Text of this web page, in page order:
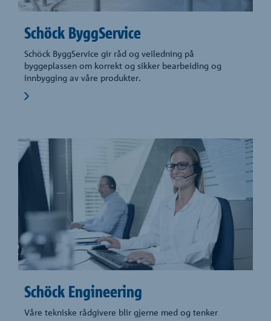
Schöck ByggService
Schöck ByggService gir råd og veiledning på
byggeplassen om korrekt og sikker bearbeiding og
innbygging av våre produkter.
Schöck Engineering
Våre tekniske rådgivere blir gjerne med og tenker